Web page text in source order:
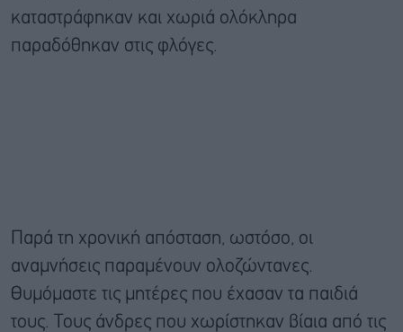
καταστράφηκαν και χωριά ολόκληρα
παραδόθηκαν στις φλόγες.
Παρά τη χρονική απόσταση, ωστόσο, οι
αναμνήσεις παραμένουν ολοζώντανες.
Θυμόμαστε τις μητέρες που έχασαν τα παιδιά
τους. Τους άνδρες που χωρίστηκαν βίαια από τις